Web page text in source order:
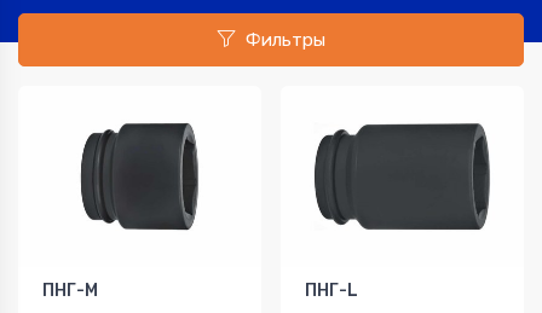
Фильтры
ПНГ-M
ПНГ-L